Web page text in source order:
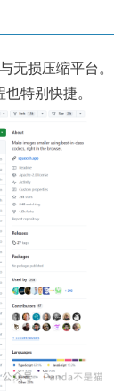
无损压缩平台。
特别快捷。